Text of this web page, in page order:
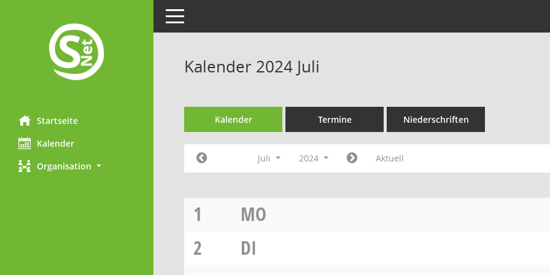
Startseite
Kalender
Organisation
Toggle navigation
Kalender 2024 Juli
Kalender Termine Niederschriften
Juli 2024 Aktuell
1
MO
2
DI